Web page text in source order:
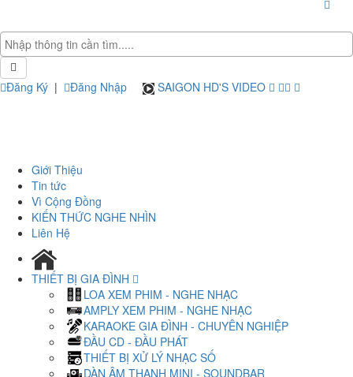
Đăng Ký | Đăng Nhập SAIGON HD'S VIDEO
Giới Thiệu
Tin tức
Vì Cộng Đồng
KIẾN THỨC NGHE NHÌN
Liên Hệ
THIẾT BỊ GIA ĐÌNH
LOA XEM PHIM - NGHE NHẠC
AMPLY XEM PHIM - NGHE NHẠC
KARAOKE GIA ĐÌNH - CHUYÊN NGHIỆP
ĐẦU CD - ĐẦU PHÁT
THIẾT BỊ XỬ LÝ NHẠC SỐ
DÀN ÂM THANH MINI - SOUNDBAR